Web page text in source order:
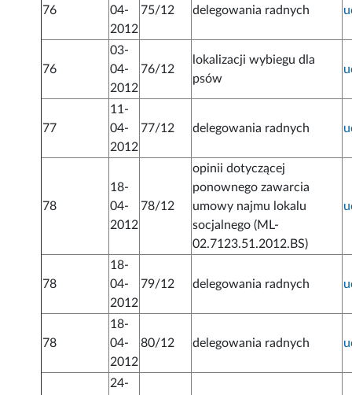
76
04-
2012
75/12 delegowania radnych
76
03-
04-
2012
76/12
lokalizacji wybiegu dla
psów
77
11-
04-
2012
77/12 delegowania radnych
78
18-
04-
2012
78/12
opinii dotyczącej
ponownego zawarcia
umowy najmu lokalu
socjalnego (ML-
02.7123.51.2012.BS)
78
18-
04-
2012
79/12 delegowania radnych
78
18-
04-
2012
80/12 delegowania radnych
24-